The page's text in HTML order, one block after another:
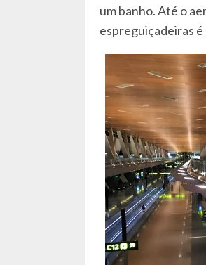
um banho. Até o
espreguiçadeiras é